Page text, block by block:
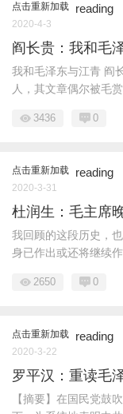
点击重新加载 reading
2020-4-3
阎长贵：我和毛
我和毛泽东与江青 阎
人，其文章偶尔被毛赏
3436 0
点击重新加载 reading
2020-3-31
杜润生：毛主席
我回顾的这段历史，
身已作出或还将继续
2650 0
点击重新加载 reading
2020-3-22
罗平汉：重读毛
【摘要】在国民党鼓